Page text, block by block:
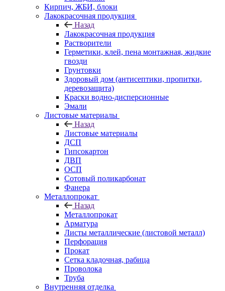
Кирпич, ЖБИ, блоки
Лакокрасочная продукция
Назад
Лакокрасочная продукция
Растворители
Герметики, клей, пена монтажная, жидкие
гвозди
Грунтовки
Здоровый дом (антисептики, пропитки,
деревозащита)
Краски водно-дисперсионные
Эмали
Листовые материалы
Назад
Листовые материалы
ДСП
Гипсокартон
ДВП
ОСП
Сотовый поликарбонат
Фанера
Металлопрокат
Назад
Металлопрокат
Арматура
Листы металлические (листовой металл)
Перфорация
Прокат
Сетка кладочная, рабица
Проволока
Труба
Внутренняя отделка